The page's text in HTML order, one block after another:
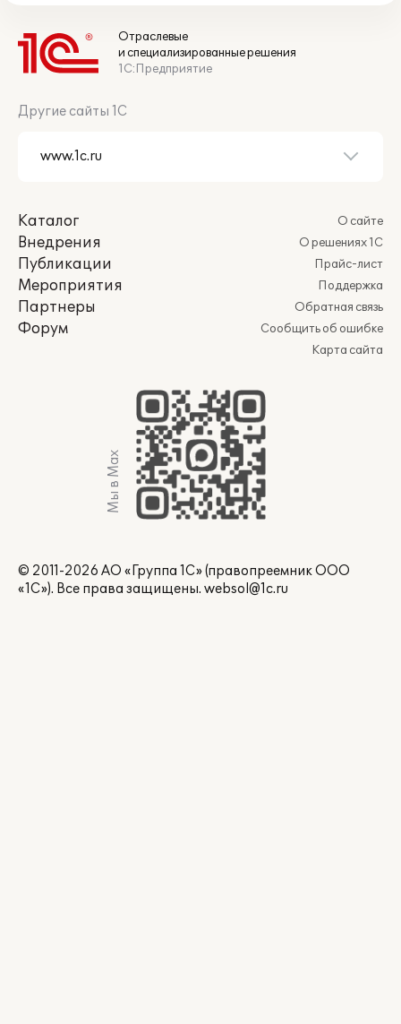
Отраслевые
и специализированные решения
1С:Предприятие
Другие сайты 1С
Каталог
Внедрения
Публикации
Мероприятия
Партнеры
Форум
О сайте
О решениях 1С
Прайс-лист
Поддержка
Обратная связь
Сообщить об ошибке
Карта сайта
Мы в Max
© 2011-2026 АО «Группа 1С» (правопреемник ООО
«1С»). Все права защищены. websol@1c.ru